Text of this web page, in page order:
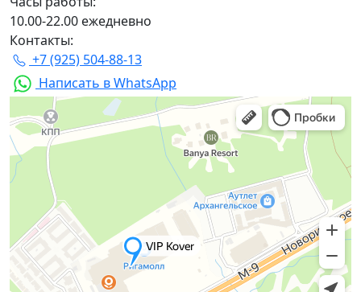
10.00-22.00 ежедневно
Контакты:
+7 (925) 504-88-13
Написать в WhatsApp